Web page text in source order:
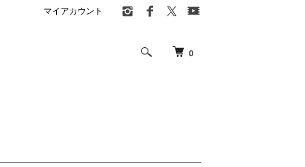
0
マイアカウント